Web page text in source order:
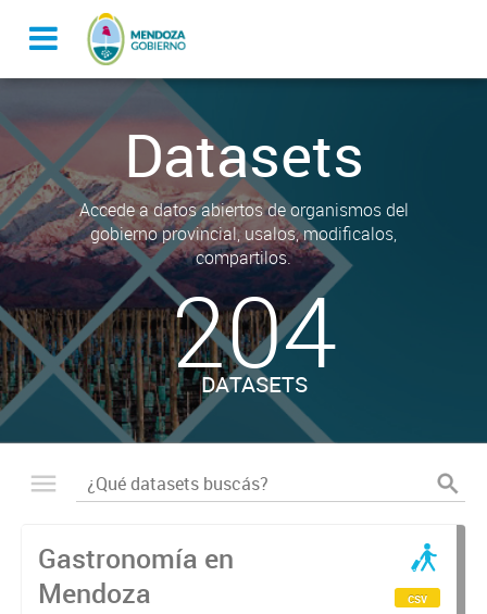
Datasets
Accede a datos abiertos de organismos del
gobierno provincial, usalos, modificalos,
compartilos.
204
DATASETS
Gastronomía en
Mendoza
csv